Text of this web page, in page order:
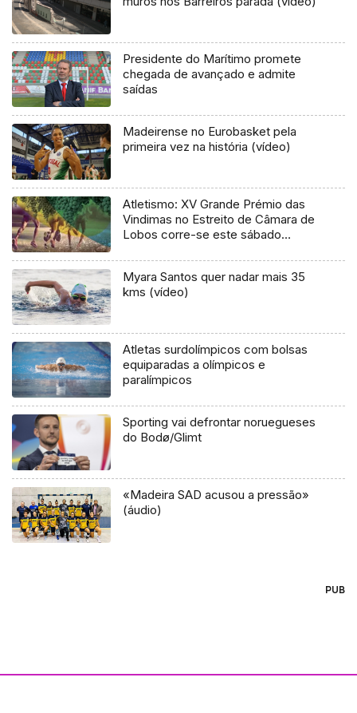
Presidente do Marítimo promete
chegada de avançado e admite
saídas
Madeirense no Eurobasket pela
primeira vez na história (vídeo)
Atletismo: XV Grande Prémio das
Vindimas no Estreito de Câmara de
Lobos corre-se este sábado
Myara Santos quer nadar mais 35
kms (vídeo)
Atletas surdolímpicos com bolsas
equiparadas a olímpicos e
paralímpicos
Sporting vai defrontar noruegueses
do Bodø/Glimt
«Madeira SAD acusou a pressão»
(áudio)
PUB